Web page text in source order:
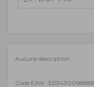
Aucune description.
Code EAN : 3251430068888